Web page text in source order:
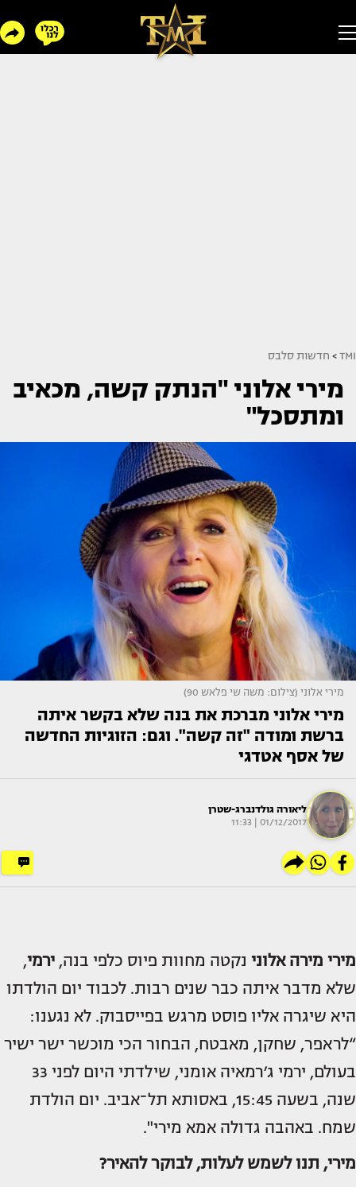
TMI
> חדשות סלבס
מירי אלוני "הנתק קשה, מכאיב
ומתסכל"
מירי אלוני (צילום: משה שי פלאש 90)
מירי אלוני מברכת את בנה שלא בקשר איתה
ברשת ומודה "זה קשה". וגם: הזוגיות החדשה
של אסף אטדגי
ליאורה גולדנברג-שטרן
01/12/2017 | 11:33
מירי מירה אלוני נקטה מחוות פיוס כלפי בנה, ירמי,
שלא מדבר איתה כבר שנים רבות. לכבוד יום הולדתו
היא שיגרה אליו פוסט מרגש בפייסבוק. לא נגענו:
“לראפר, שחקן, מאבטח, הבחור הכי מוכשר ישר ישיר
בעולם, ירמי ג׳רמאיה אומני, שילדתי היום לפני 33
שנה, בשעה 15:45, באסותא תל־אביב. יום הולדת
שמח. באהבה גדולה אמא מירי".
מירי, תנו לשמש לעלות, לבוקר להאיר?